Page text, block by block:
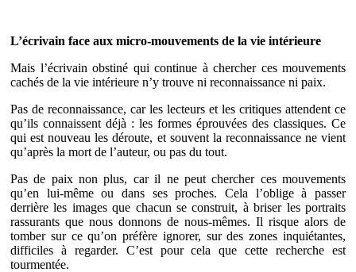
L’écrivain face aux micro-mouvements de la vie intérieure
Mais l’écrivain obstiné qui continue à chercher ces mouvements
cachés de la vie intérieure n’y trouve ni reconnaissance ni paix.
Pas de reconnaissance, car les lecteurs et les critiques attendent ce
qu’ils connaissent déjà : les formes éprouvées des classiques. Ce
qui est nouveau les déroute, et souvent la reconnaissance ne vient
qu’après la mort de l’auteur, ou pas du tout.
Pas de paix non plus, car il ne peut chercher ces mouvements
qu’en lui-même ou dans ses proches. Cela l’oblige à passer
derrière les images que chacun se construit, à briser les portraits
rassurants que nous donnons de nous-mêmes. Il risque alors de
tomber sur ce qu’on préfère ignorer, sur des zones inquiétantes,
difficiles à regarder. C’est pour cela que cette recherche est
tourmentée.